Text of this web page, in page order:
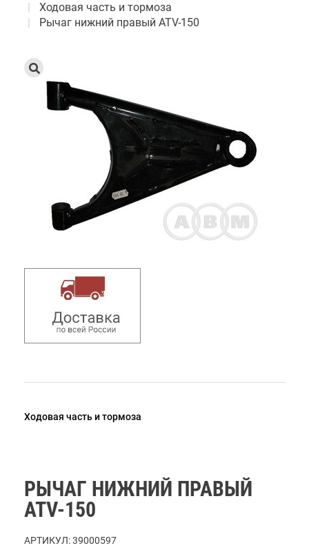
Ходовая часть и тормоза
Рычаг нижний правый ATV-150
Ходовая часть и тормоза
РЫЧАГ НИЖНИЙ ПРАВЫЙ
ATV-150
АРТИКУЛ:39000597